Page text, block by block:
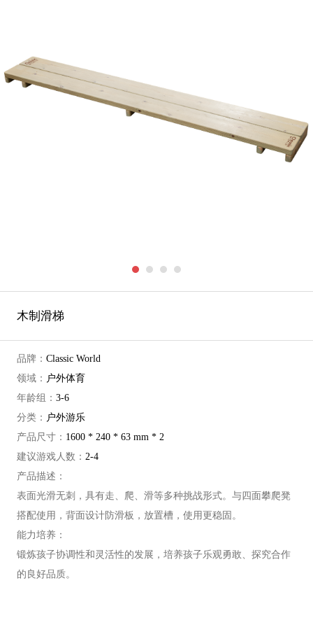
木制滑梯
品牌： Classic World
领域： 户外体育
年龄组： 3-6
分类： 户外游乐
产品尺寸： 1600 * 240 * 63 mm * 2
建议游戏人数： 2-4
产品描述：
表面光滑无刺，具有走、爬、滑等多种挑战形式。与四面攀爬凳
搭配使用，背面设计防滑板，放置槽，使用更稳固。
能力培养：
锻炼孩子协调性和灵活性的发展，培养孩子乐观勇敢、探究合作
的良好品质。